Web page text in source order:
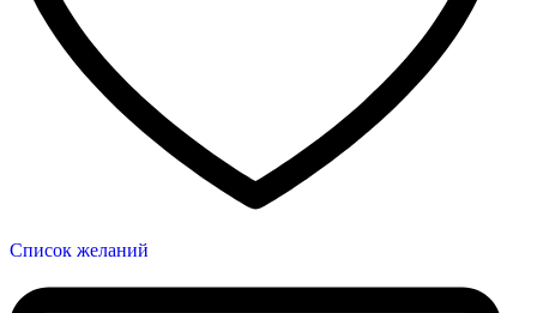
Список желаний